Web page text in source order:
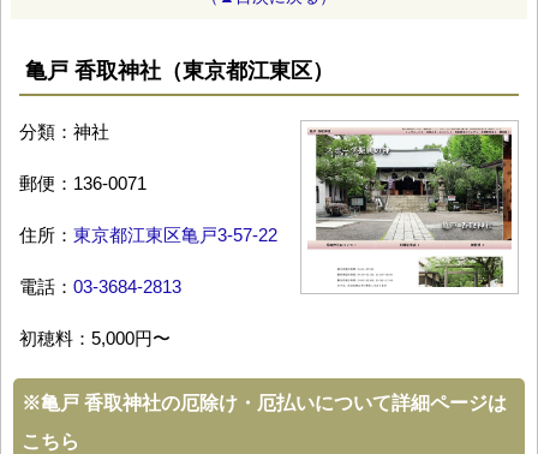
亀戸 香取神社（東京都江東区）
分類：神社
郵便：136-0071
住所： 東京都江東区亀戸3-57-22
電話： 03-3684-2813
初穂料：5,000円〜
※亀戸 香取神社の厄除け・厄払いについて詳細ページは
こちら